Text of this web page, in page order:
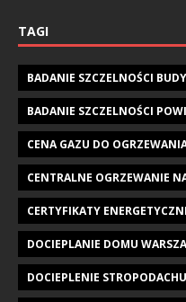
TAGI
BADANIE SZCZELNOŚCI
BADANIE SZCZELNOŚCI
CENA GAZU DO
CENTRALNE OGRZEWANIE
CERTYFIKATY
DOCIEPLANIE DOMU
DOCIEPLENIE